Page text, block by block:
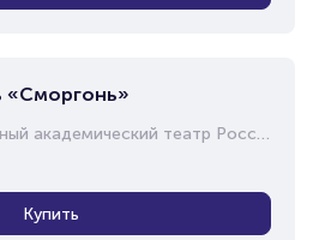
«Сморгонь»
академический театр Российской Армии
Купить